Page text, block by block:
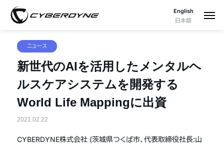
English
日本語
ニュース
新世代のAIを活用したメンタルヘ
ルスケアシステムを開発する
World Life Mappingに出資
2021.02.22
CYBERDYNE株式会社 (茨城県つくば市、代表取締役社長:山